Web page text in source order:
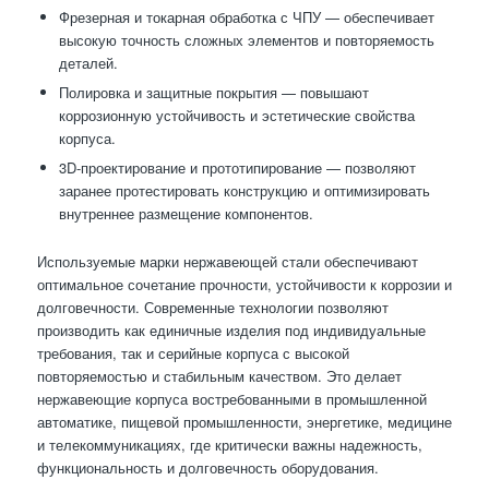
Фрезерная и токарная обработка с ЧПУ — обеспечивает
высокую точность сложных элементов и повторяемость
деталей.
Полировка и защитные покрытия — повышают
коррозионную устойчивость и эстетические свойства
корпуса.
3D-проектирование и прототипирование — позволяют
заранее протестировать конструкцию и оптимизировать
внутреннее размещение компонентов.
Используемые марки нержавеющей стали обеспечивают
оптимальное сочетание прочности, устойчивости к коррозии и
долговечности. Современные технологии позволяют
производить как единичные изделия под индивидуальные
требования, так и серийные корпуса с высокой
повторяемостью и стабильным качеством. Это делает
нержавеющие корпуса востребованными в промышленной
автоматике, пищевой промышленности, энергетике, медицине
и телекоммуникациях, где критически важны надежность,
функциональность и долговечность оборудования.